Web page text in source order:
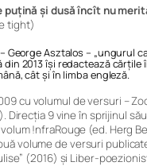
puțină şi dusă încît nu
tight)
George Asztalos – „ungurul
din 2013 își redactează cărțile
cât și în limba engleză.
cu volumul de versuri –
Direcția 9 vine în sprijinul
!nfraRouge (ed. Herg
volume de versuri
(2016) și Liber-